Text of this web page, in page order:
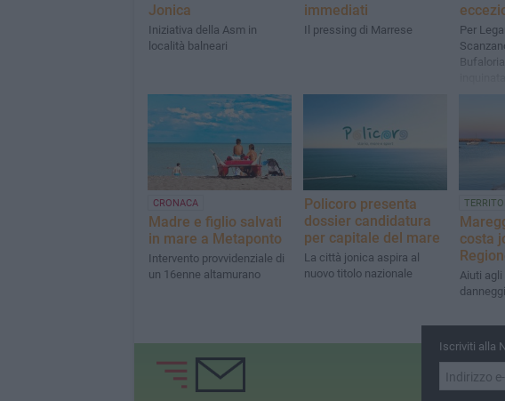
Jonica
Iniziativa della Asm in
località balneari
immediati
Il pressing di Marrese
Per
CRONACA
Madre e figlio salvati
in mare a Metaponto
Intervento provvidenziale di
un 16enne altamurano
Policoro presenta
dossier candidatura
per capitale del mare
La città jonica aspira al
nuovo titolo nazionale
costa
Aiuti
Iscriviti alla